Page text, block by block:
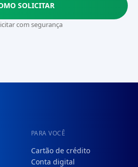
SOLICITAR
com segurança
PARA VOCÊ
Cartão de crédito
Conta digital